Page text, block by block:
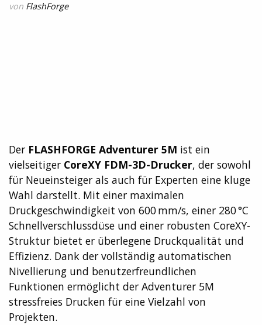
von FlashForge
Der FLASHFORGE Adventurer 5M ist ein
vielseitiger CoreXY FDM-3D-Drucker, der sowohl
für Neueinsteiger als auch für Experten eine kluge
Wahl darstellt. Mit einer maximalen
Druckgeschwindigkeit von 600 mm/s, einer 280 °C
Schnellverschlussdüse und einer robusten CoreXY-
Struktur bietet er überlegene Druckqualität und
Effizienz. Dank der vollständig automatischen
Nivellierung und benutzerfreundlichen
Funktionen ermöglicht der Adventurer 5M
stressfreies Drucken für eine Vielzahl von
Projekten.